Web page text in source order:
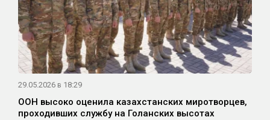
29.05.2026 в 18:29
ООН высоко оценила казахстанских миротворцев,
проходивших службу на Голанских высотах